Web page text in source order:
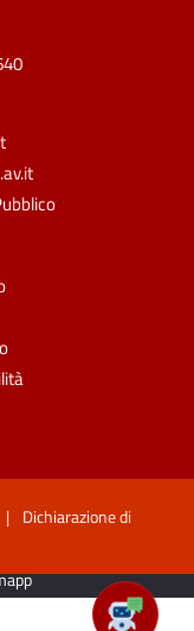
| Dichiarazione di